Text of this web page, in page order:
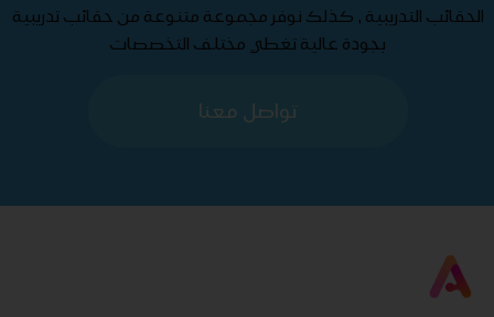
الحقائب التدريبية , كذلك نوفر مجموعة متنوعة من حقائب تدريبية
بجودة عالية تغطي مختلف التخصصات
تواصل معنا